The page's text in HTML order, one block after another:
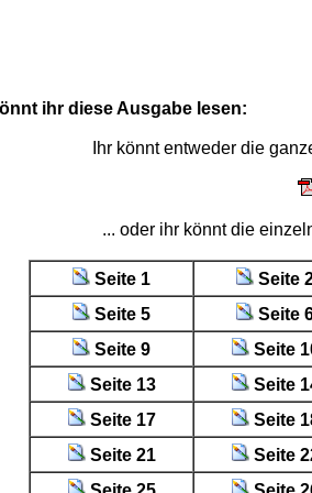
ihr diese Ausgabe lesen:
Ihr könnt entweder die
... oder ihr könnt die
Seite 1
Seite
Seite 5
Seite
Seite 9
Seite
Seite 13
Seite
Seite 17
Seite
Seite 21
Seite